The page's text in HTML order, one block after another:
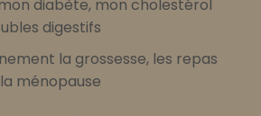
diabète, mon cholestérol
digestifs
la grossesse, les repas
ménopause